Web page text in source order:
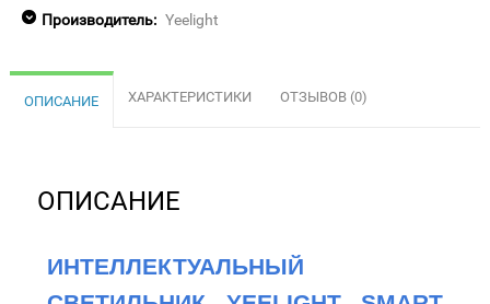
Производитель: Yeelight
ОПИСАНИЕ ХАРАКТЕРИСТИКИ ОТЗЫВОВ (0)
ОПИСАНИЕ
ИНТЕЛЛЕКТУАЛЬНЫЙ